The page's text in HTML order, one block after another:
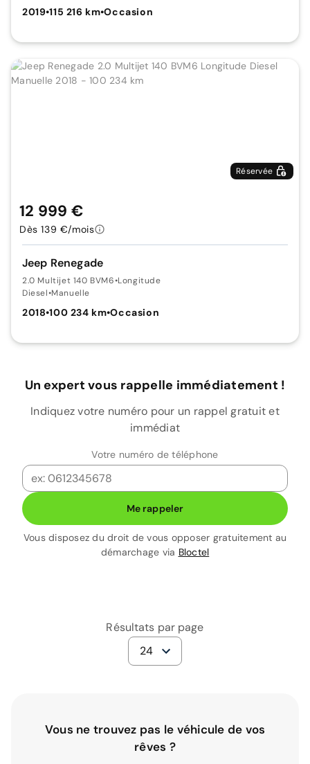
2019•115 216 km•Occasion
Réservée
Jeep Renegade
2.0 Multijet 140 BVM6•Longitude
Diesel•Manuelle
2018•100 234 km•Occasion
12 999 €
Dès 139 €/mois
Un expert vous rappelle immédiatement !
Indiquez votre numéro pour un rappel gratuit et
immédiat
Votre numéro de téléphone
Me rappeler
Vous disposez du droit de vous opposer gratuitement au
démarchage via Bloctel
Résultats par page
24
Vous ne trouvez pas le véhicule de vos
rêves ?